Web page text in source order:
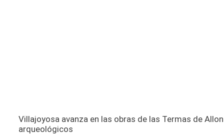
Villajoyosa avanza en las obras de las Termas de
arqueológicos